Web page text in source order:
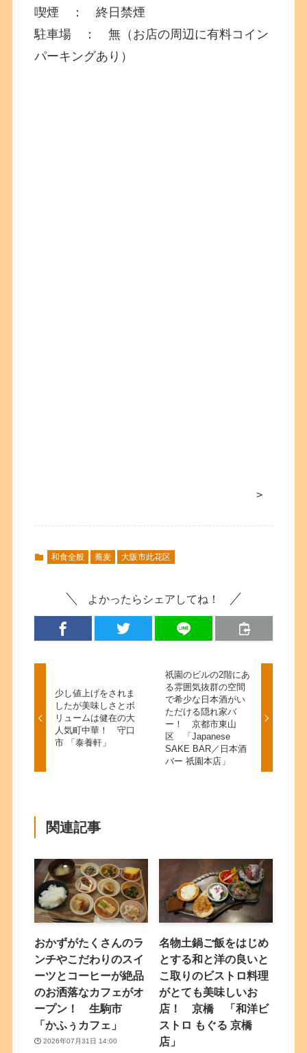
喫煙 ： 終日禁煙
駐車場 ： 無（お店の周辺に有料コイン
パーキングあり）
>
和食全般 蕎麦 大阪市此花区
よかったらシェアしてね！
少し値上げをされま
したが美味しさとボ
リュームは健在の大
人気町中華！ 守口
市 「泰養軒」
祇園のビルの2階にあ
る雰囲気抜群の空間
で希少な日本酒がい
ただける隠れ家バ
ー！ 京都市東山
区 「Japanese
SAKE BAR／日本酒
バー 祇園本店」
関連記事
おかずがたくさんのラ
ンチやこだわりのスイ
ーツとコーヒーが絶品
のお洒落なカフェがオ
ープン！ 生駒市
「かふぅカフェ」
2026年07月31日 14:00
名物土鍋ご飯をはじめ
とする和と洋の良いと
こ取りのビストロ料理
がとても美味しいお
店！ 京橋 「和洋ビ
ストロ もぐる 京橋
店」